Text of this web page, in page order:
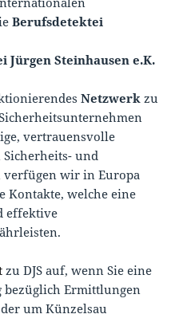
Berufsdetektei
Jürgen Steinhausen e.K.
Netzwerk zu
vertrauensvolle
und
verfügen wir in Europa
Kontakte, welche eine
effektive
zu DJS auf, wenn Sie eine
Ermittlungen
um Künzelsau